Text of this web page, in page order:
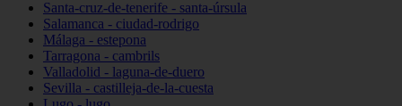
Santa-cruz-de-tenerife - santa-úrsula
Salamanca - ciudad-rodrigo
Málaga - estepona
Tarragona - cambrils
Valladolid - laguna-de-duero
Sevilla - castilleja-de-la-cuesta